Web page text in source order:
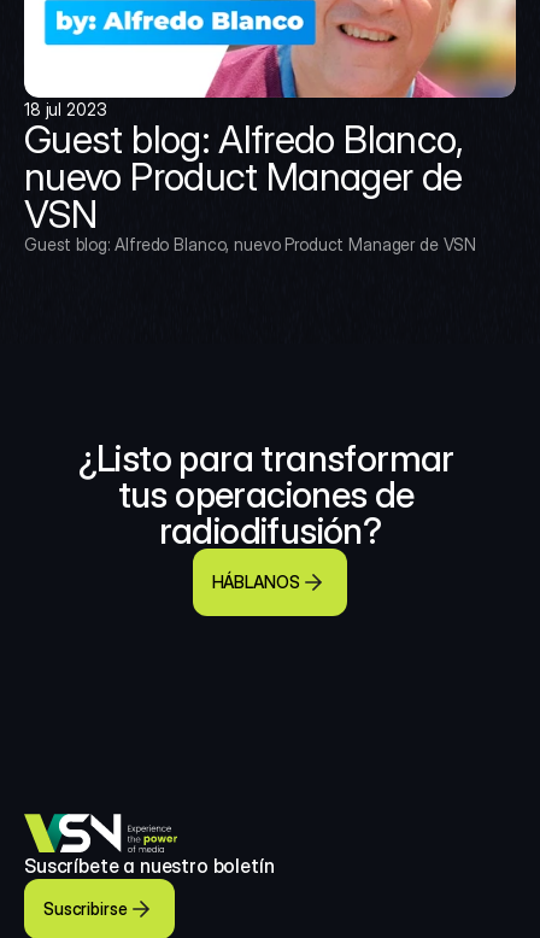
18 jul 2023
Guest blog: Alfredo Blanco,
nuevo Product Manager de
VSN
Guest blog: Alfredo Blanco, nuevo Product Manager de VSN
¿Listo para transformar
tus operaciones de
radiodifusión?
HÁBLANOS
Suscríbete a nuestro boletín
Suscribirse